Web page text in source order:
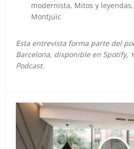
modernista, Mitos y
Montjuïc
Esta entrevista forma parte del
Barcelona, disponible en Spotify,
Podcast.